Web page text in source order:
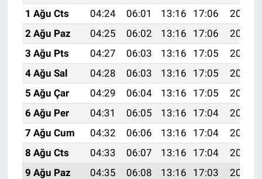
1 Ağu Cts
04:24 06:01 13:16 17:06
20:22
2 Ağu Paz
04:25 06:02 13:16 17:06
20:21
3 Ağu Pts
04:27 06:03 13:16 17:05
20:20
4 Ağu Sal
04:28 06:03 13:16 17:05
20:19
5 Ağu Çar
04:29 06:04 13:16 17:05
20:18
6 Ağu Per
04:31 06:05 13:16 17:04
20:17
7 Ağu Cum
04:32 06:06 13:16 17:04
20:16
8 Ağu Cts
04:33 06:07 13:16 17:04
20:15
9 Ağu Paz
04:35 06:08 13:16 17:03
20:14